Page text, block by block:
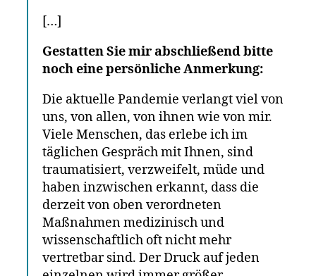
[…]
Gestatten Sie mir abschließend bitte
noch eine persönliche Anmerkung:
Die aktuelle Pandemie verlangt viel von
uns, von allen, von ihnen wie von mir.
Viele Menschen, das erlebe ich im
täglichen Gespräch mit Ihnen, sind
traumatisiert, verzweifelt, müde und
haben inzwischen erkannt, dass die
derzeit von oben verordneten
Maßnahmen medizinisch und
wissenschaftlich oft nicht mehr
vertretbar sind. Der Druck auf jeden